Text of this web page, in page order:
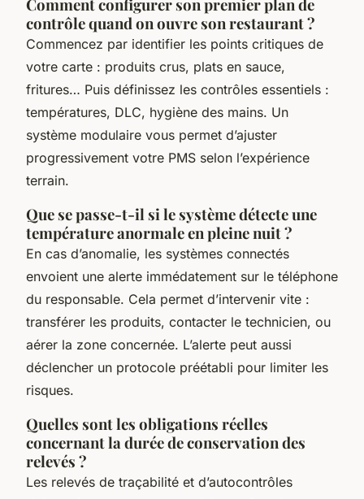
Comment configurer son premier plan de
contrôle quand on ouvre son restaurant ?
Commencez par identifier les points critiques de
votre carte : produits crus, plats en sauce,
fritures… Puis définissez les contrôles essentiels :
températures, DLC, hygiène des mains. Un
système modulaire vous permet d’ajuster
progressivement votre PMS selon l’expérience
terrain.
Que se passe-t-il si le système détecte une
température anormale en pleine nuit ?
En cas d’anomalie, les systèmes connectés
envoient une alerte immédatement sur le téléphone
du responsable. Cela permet d’intervenir vite :
transférer les produits, contacter le technicien, ou
aérer la zone concernée. L’alerte peut aussi
déclencher un protocole préétabli pour limiter les
risques.
Quelles sont les obligations réelles
concernant la durée de conservation des
relevés ?
Les relevés de traçabilité et d’autocontrôles